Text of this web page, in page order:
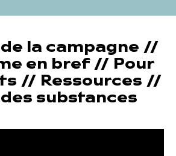
la campagne //
en bref// Pour
// Ressources //
substances